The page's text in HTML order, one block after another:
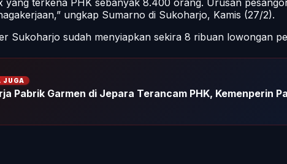
yang terkena PHK sebanyak 8.400 orang. Urusan
ungkap Sumarno di Sukoharjo, Kamis (27/2).
Sukoharjo sudah menyiapkan sekira 8 ribuan lowongan
JUGA
Pabrik Garmen di Jepara Terancam PHK, Kemenperin